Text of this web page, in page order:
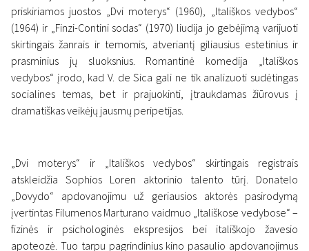
priskiriamos juostos „Dvi moterys“ (1960), „Itališkos vedybos“
(1964) ir „Finzi-Contini sodas“ (1970) liudija jo gebėjimą varijuoti
skirtingais žanrais ir temomis, atveriantį giliausius estetinius ir
prasminius jų sluoksnius. Romantinė komedija „Itališkos
vedybos“ įrodo, kad V. de Sica gali ne tik analizuoti sudėtingas
socialines temas, bet ir prajuokinti, įtraukdamas žiūrovus į
dramatiškas veikėjų jausmų peripetijas.
„Dvi moterys“ ir „Itališkos vedybos“ skirtingais registrais
atskleidžia Sophios Loren aktorinio talento tūrį. Donatelo
„Dovydo“ apdovanojimu už geriausios aktorės pasirodymą
įvertintas Filumenos Marturano vaidmuo „Itališkose vedybose“ –
fizinės ir psichologinės ekspresijos bei itališkojo žavesio
apoteozė. Tuo tarpu pagrindinius kino pasaulio apdovanojimus